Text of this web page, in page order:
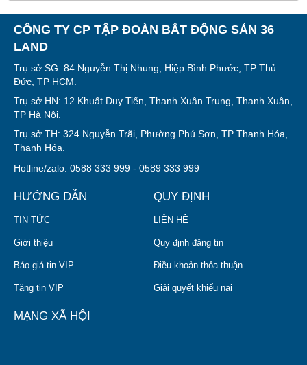
CÔNG TY CP TẬP ĐOÀN BẤT ĐỘNG SẢN 36
LAND
Trụ sở SG: 84 Nguyễn Thị Nhung, Hiệp Bình Phước, TP Thủ
Đức, TP HCM.
Trụ sở HN: 12 Khuất Duy Tiến, Thanh Xuân Trung, Thanh Xuân,
TP Hà Nội.
Trụ sở TH: 324 Nguyễn Trãi, Phường Phú Sơn, TP Thanh Hóa,
Thanh Hóa.
Hotline/zalo: 0588 333 999 - 0589 333 999
HƯỚNG DẪN
TIN TỨC
Giới thiệu
Báo giá tin VIP
Tặng tin VIP
QUY ĐỊNH
LIÊN HỆ
Quy định đăng tin
Điều khoản thỏa thuận
Giải quyết khiếu nại
MẠNG XÃ HỘI